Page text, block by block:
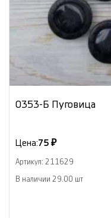
0353-Б Пуговица
Цена:75 ₽
Артикул: 211629
В наличии 29.00 шт